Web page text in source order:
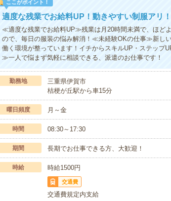
ここがポイント！
適度な残業でお給料UP！動きやすい制服アリ！
≪適度な残業でお給料UP≫残業は月20時間未満で、ほど
ので、毎日の服装の悩み解消！≪未経験OKの仕事≫新し
働く環境が整っています！イチからスキルUP・ステッ
≫一人で悩まず気軽に相談できる、派遣のお仕事です！
勤務地
三重県伊賀市
桔梗が丘駅から車15分
曜日頻度 月～金
時間 08:30～17:30
期間 長期でお仕事できる方、大歓迎！
時給 時給1500円
交通費
交通費規定内支給